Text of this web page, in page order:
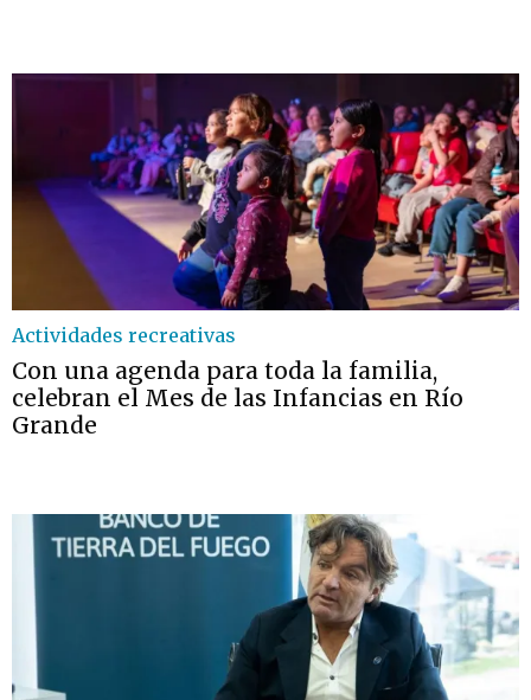
Actividades recreativas
Con una agenda para toda la familia,
celebran el Mes de las Infancias en Río
Grande